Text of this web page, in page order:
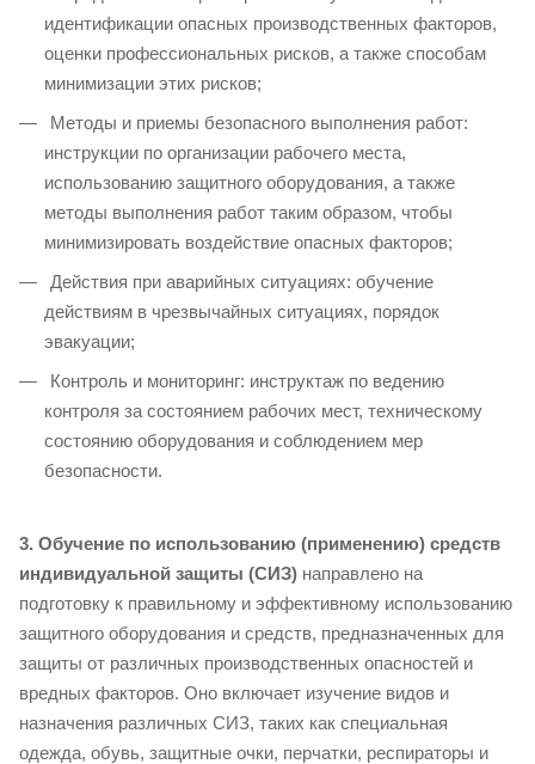
идентификации опасных производственных факторов,
оценки профессиональных рисков, а также способам
минимизации этих рисков;
Методы и приемы безопасного выполнения работ:
инструкции по организации рабочего места,
использованию защитного оборудования, а также
методы выполнения работ таким образом, чтобы
минимизировать воздействие опасных факторов;
Действия при аварийных ситуациях: обучение
действиям в чрезвычайных ситуациях, порядок
эвакуации;
Контроль и мониторинг: инструктаж по ведению
контроля за состоянием рабочих мест, техническому
состоянию оборудования и соблюдением мер
безопасности.
3. Обучение по использованию (применению) средств
индивидуальной защиты (СИЗ) направлено на
подготовку к правильному и эффективному использованию
защитного оборудования и средств, предназначенных для
защиты от различных производственных опасностей и
вредных факторов. Оно включает изучение видов и
назначения различных СИЗ, таких как специальная
одежда, обувь, защитные очки, перчатки, респираторы и